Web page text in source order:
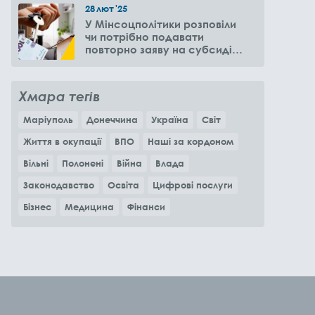
28лют'25
У Мінсоцполітики розповіли
чи потрібно подавати
повторно заяву на субсидію
Хмара тегів
Маріуполь Донеччина Україна
Світ
Життя в окупації
ВПО
Наші за кордоном
Вільні
Полонені Війна
Влада
Законодавство
Освіта
Цифрові послуги
Бізнес
Медицина Фінанси